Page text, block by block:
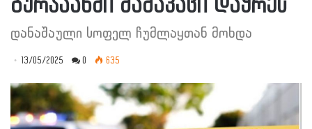
გურჯაანში მამაკაცი დაჭრეს
დანაშაული სოფელ ჩუმლაყთან მოხდა
13/05/2025 0 635